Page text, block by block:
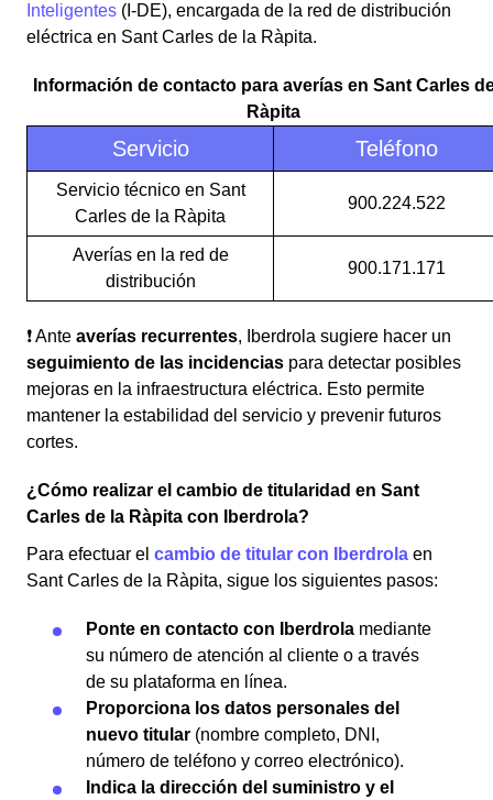
Inteligentes (I-DE), encargada de la red de distribución
eléctrica en Sant Carles de la Ràpita.
Información de contacto para averías en Sant Carles
Ràpita
Servicio Teléfono
Servicio técnico en Sant
Carles de la Ràpita
900.224.522
Averías en la red de
distribución
900.171.171
❗ Ante averías recurrentes, Iberdrola sugiere hacer un
seguimiento de las incidencias para detectar posibles
mejoras en la infraestructura eléctrica. Esto permite
mantener la estabilidad del servicio y prevenir futuros
cortes.
¿Cómo realizar el cambio de titularidad en Sant
Carles de la Ràpita con Iberdrola?
Para efectuar el cambio de titular con Iberdrola en
Sant Carles de la Ràpita, sigue los siguientes pasos:
Ponte en contacto con Iberdrola mediante
su número de atención al cliente o a través
de su plataforma en línea.
Proporciona los datos personales del
nuevo titular (nombre completo, DNI,
número de teléfono y correo electrónico).
Indica la dirección del suministro y el